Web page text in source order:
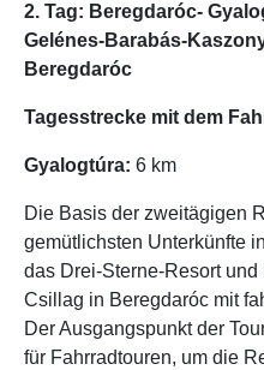
2. Tag: Beregdaróc-
Gelénes-Barabás-
Beregdaróc
Tagesstrecke mit dem
Gyalogtúra: 6 km
Die Basis der zweitägigen
gemütlichsten Unterkünfte
das Drei-Sterne-Resort
Csillag in Beregdaróc mit
Der Ausgangspunkt der
für Fahrradtouren, um die